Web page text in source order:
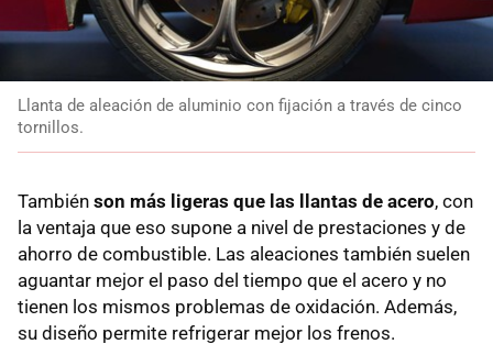
Llanta de aleación de aluminio con fijación a través de cinco
tornillos.
También son más ligeras que las llantas de acero, con
la ventaja que eso supone a nivel de prestaciones y de
ahorro de combustible. Las aleaciones también suelen
aguantar mejor el paso del tiempo que el acero y no
tienen los mismos problemas de oxidación. Además,
su diseño permite refrigerar mejor los frenos.